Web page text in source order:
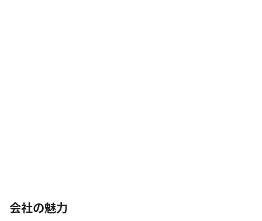
会社の魅力